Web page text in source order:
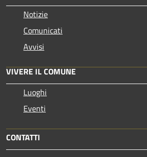
Notizie
Comunicati
Avvisi
VIVERE IL COMUNE
Luoghi
Eventi
CONTATTI